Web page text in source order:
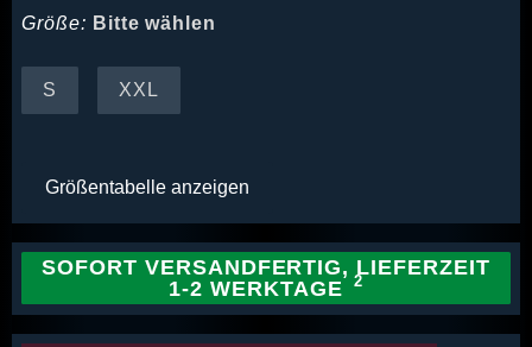
Größe: Bitte wählen
S XXL
Größentabelle anzeigen
SOFORT VERSANDFERTIG, LIEFERZEIT
1-2 WERKTAGE